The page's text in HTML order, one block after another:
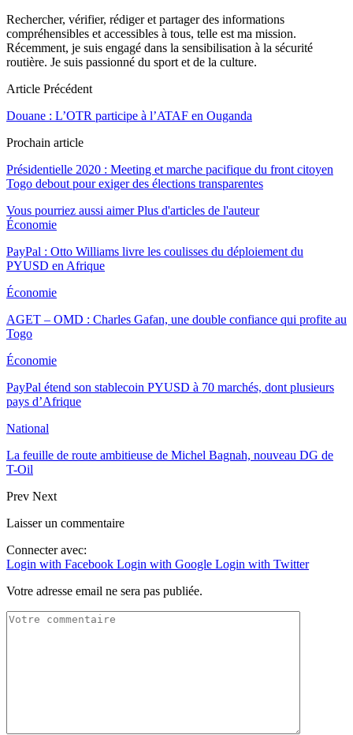
Rechercher, vérifier, rédiger et partager des informations
compréhensibles et accessibles à tous, telle est ma mission.
Récemment, je suis engagé dans la sensibilisation à la sécurité
routière. Je suis passionné du sport et de la culture.
Article Précédent
Douane : L’OTR participe à l’ATAF en Ouganda
Prochain article
Présidentielle 2020 : Meeting et marche pacifique du front citoyen
Togo debout pour exiger des élections transparentes
Vous pourriez aussi aimer Plus d'articles de l'auteur
Économie
PayPal : Otto Williams livre les coulisses du déploiement du
PYUSD en Afrique
Économie
AGET – OMD : Charles Gafan, une double confiance qui profite au
Togo
Économie
PayPal étend son stablecoin PYUSD à 70 marchés, dont plusieurs
pays d’Afrique
National
La feuille de route ambitieuse de Michel Bagnah, nouveau DG de
T-Oil
Prev Next
Laisser un commentaire
Connecter avec:
Login with Facebook Login with Google Login with Twitter
Votre adresse email ne sera pas publiée.